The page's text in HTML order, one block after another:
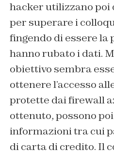
hacker utilizzano poi
per superare i
fingendo di essere la
hanno rubato i dati.
obiettivo sembra
ottenere l’accesso
protette dai firewall
ottenuto, possono
informazioni tra cui
di carta di credito. Il